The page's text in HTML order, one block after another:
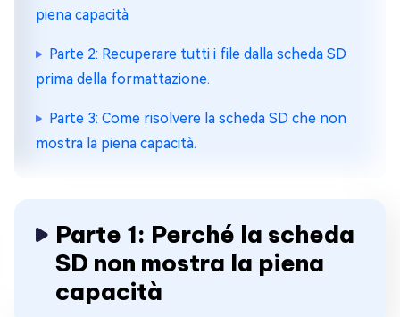
piena capacità
Parte 2: Recuperare tutti i file dalla scheda SD
prima della formattazione.
Parte 3: Come risolvere la scheda SD che non
mostra la piena capacità.
Parte 1: Perché la scheda
SD non mostra la piena
capacità